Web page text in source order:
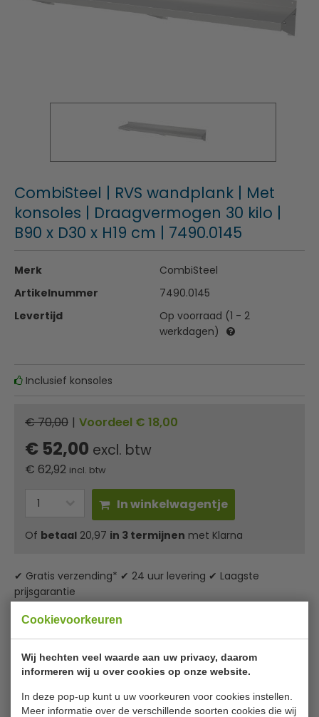
Cookievoorkeuren
Wij hechten veel waarde aan uw privacy, daarom
informeren wij u over cookies op onze website.
In deze pop-up kunt u uw voorkeuren voor cookies instellen.
Meer informatie over de verschillende soorten cookies die wij
CombiSteel | RVS wandplank | Met
konsoles | Draagvermogen 30 kilo |
B90 x D30 x H19 cm | 7490.0145
Merk
CombiSteel
Artikelnummer
7490.0145
Levertijd
Op voorraad (1 - 2
werkdagen)
Inclusief konsoles
€ 70,00 | Voordeel € 18,00
€ 52,00 excl. btw
€ 62,92 incl. btw
In winkelwagentje
Of betaal 20,97 in 3 termijnen met Klarna
✔ Gratis verzending* ✔ 24 uur levering ✔ Laagste
prijsgarantie
RVS wandplank + konsoles
Maten 90 x 30 cm zeer geschikt voor uw horeca keuken.
Draagvermogen 30 kilo.